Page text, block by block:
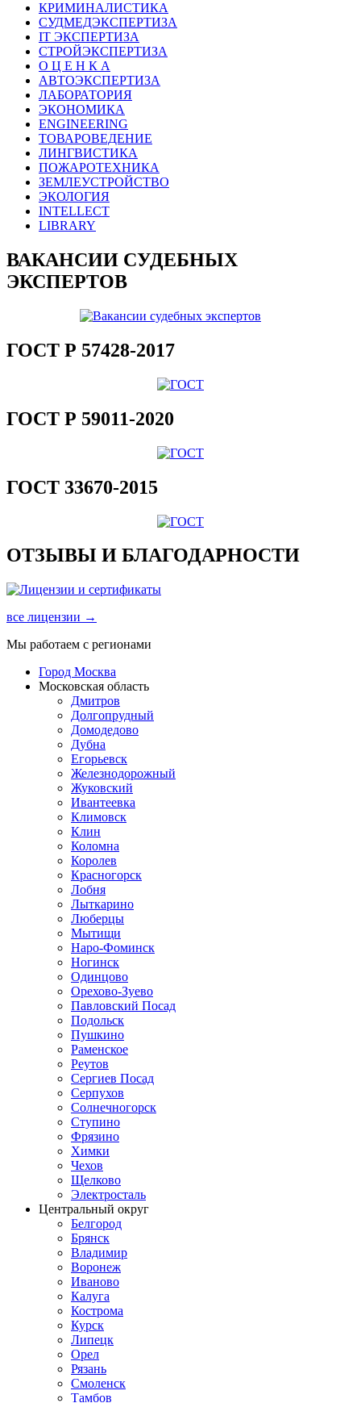
КРИМИНАЛИСТИКА
СУДМЕДЭКСПЕРТИЗА
IT ЭКСПЕРТИЗА
СТРОЙЭКСПЕРТИЗА
О Ц Е Н К А
АВТОЭКСПЕРТИЗА
ЛАБОРАТОРИЯ
ЭКОНОМИКА
ENGINEERING
ТОВАРОВЕДЕНИЕ
ЛИНГВИСТИКА
ПОЖАРОТЕХНИКА
ЗЕМЛЕУСТРОЙСТВО
ЭКОЛОГИЯ
INTELLECT
LIBRARY
ВАКАНСИИ СУДЕБНЫХ
ЭКСПЕРТОВ
ГОСТ Р 57428-2017
ГОСТ Р 59011-2020
ГОСТ 33670-2015
ОТЗЫВЫ И БЛАГОДАРНОСТИ
все лицензии →
Мы работаем с регионами
Город Москва
Московская область
Дмитров
Долгопрудный
Домодедово
Дубна
Егорьевск
Железнодорожный
Жуковский
Ивантеевка
Климовск
Клин
Коломна
Королев
Красногорск
Лобня
Лыткарино
Люберцы
Мытищи
Наро-Фоминск
Ногинск
Одинцово
Орехово-Зуево
Павловский Посад
Подольск
Пушкино
Раменское
Реутов
Сергиев Посад
Серпухов
Солнечногорск
Ступино
Фрязино
Химки
Чехов
Щелково
Электросталь
Центральный округ
Белгород
Брянск
Владимир
Воронеж
Иваново
Калуга
Кострома
Курск
Липецк
Орел
Рязань
Смоленск
Тамбов